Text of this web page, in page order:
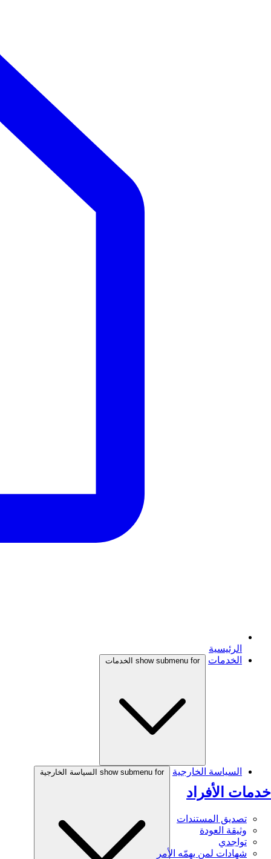
الرئيسية
الخدمات
show submenu for الخدمات
خدمات الأفراد
تصديق المستندات
وثيقة العودة
تواجدي
شهادات لمن يهمّه الأمر
السياسة الخارجية show submenu for السياسة الخارجية